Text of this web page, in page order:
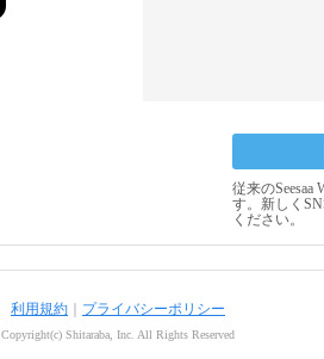
従来の
す。新しく
ください。
利用規約 プライバシーポリシー
Copyright(c) Shitaraba, Inc. All Rights Reserved